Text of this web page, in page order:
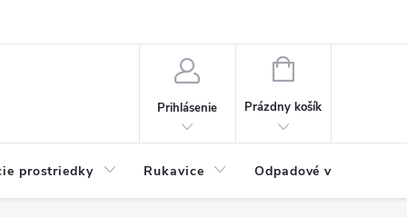
Prihlásenie
NÁKUPNÝ
Prázdny košík
prostriedky Rukavice Odpadové vrecia